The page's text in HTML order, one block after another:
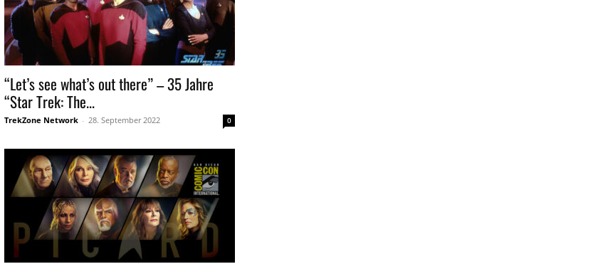
“Let’s see what’s out there” – 35 Jahre
“Star Trek: The...
TrekZone Network - 28. September 2022 0